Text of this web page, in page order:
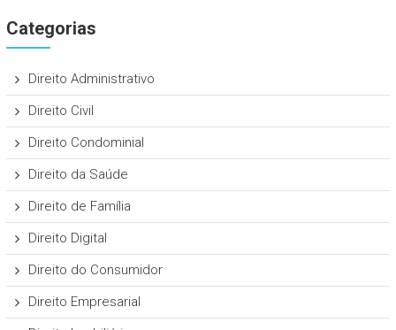
Categorias
Direito Administrativo
Direito Civil
Direito Condominial
Direito da Saúde
Direito de Família
Direito Digital
Direito do Consumidor
Direito Empresarial